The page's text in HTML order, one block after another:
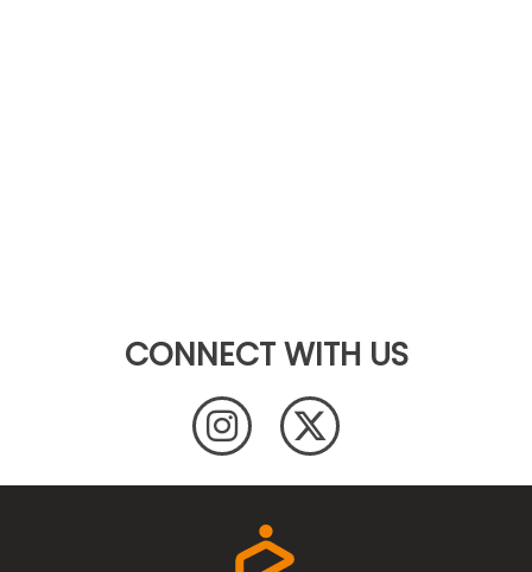
CONNECT WITH US